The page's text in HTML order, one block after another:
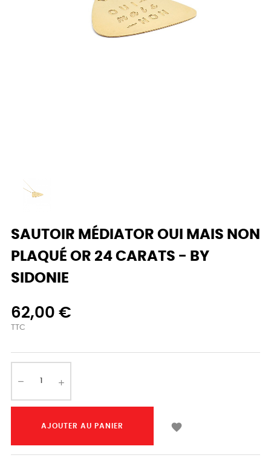
SAUTOIR MÉDIATOR OUI MAIS NON
PLAQUÉ OR 24 CARATS - BY
SIDONIE
62,00 €
TTC
AJOUTER AU PANIER 